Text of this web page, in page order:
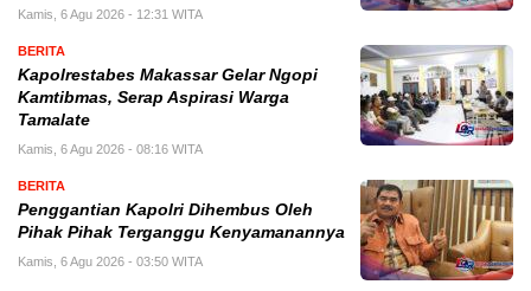
Kamis, 6 Agu 2026 - 12:31 WITA
BERITA
Kapolrestabes Makassar Gelar Ngopi
Kamtibmas, Serap Aspirasi Warga
Tamalate
Kamis, 6 Agu 2026 - 08:16 WITA
BERITA
Penggantian Kapolri Dihembus Oleh
Pihak Pihak Terganggu Kenyamanannya
Kamis, 6 Agu 2026 - 03:50 WITA